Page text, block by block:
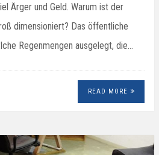
Ärger und Geld. Warum ist der
dimensioniert? Das öffentliche
Regenmengen ausgelegt, die…
READ MORE